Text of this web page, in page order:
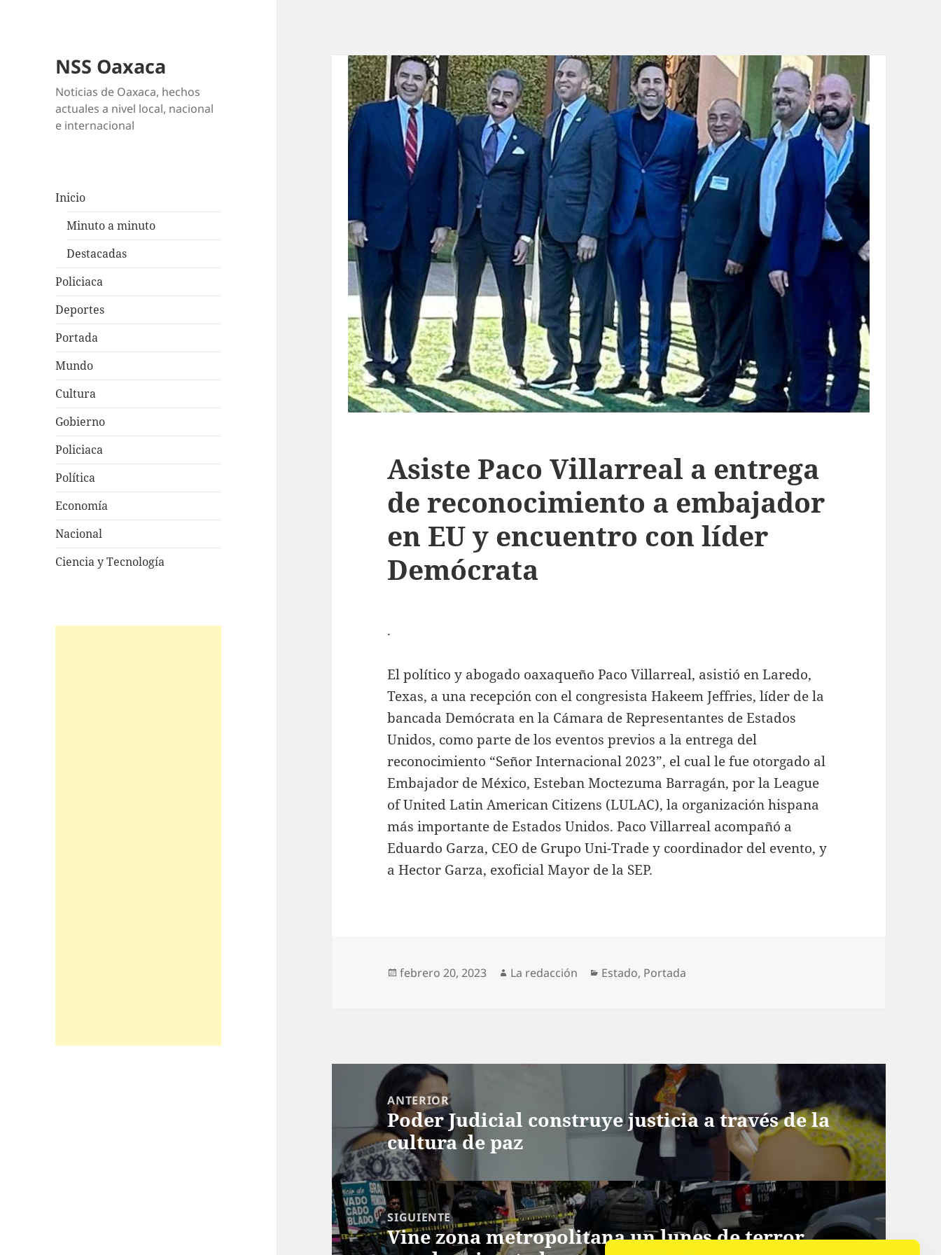
NSS Oaxaca
Noticias de Oaxaca, hechos
actuales a nivel local, nacional
e internacional
Inicio
Minuto a minuto
Destacadas
Policiaca
Deportes
Portada
Mundo
Cultura
Gobierno
Policiaca
Política
Economía
Nacional
Ciencia y Tecnología
Asiste Paco Villarreal a entrega
de reconocimiento a embajador
en EU y encuentro con líder
Demócrata
.
El político y abogado oaxaqueño Paco Villarreal, asistió en Laredo,
Texas, a una recepción con el congresista Hakeem Jeffries, líder de la
bancada Demócrata en la Cámara de Representantes de Estados
Unidos, como parte de los eventos previos a la entrega del
reconocimiento “Señor Internacional 2023”, el cual le fue otorgado al
Embajador de México, Esteban Moctezuma Barragán, por la League
of United Latin American Citizens (LULAC), la organización hispana
más importante de Estados Unidos. Paco Villarreal acompañó a
Eduardo Garza, CEO de Grupo Uni-Trade y coordinador del evento, y
a Hector Garza, exoficial Mayor de la SEP.
Publicado
febrero 20, 2023 Autor
La redacción Categorías
Estado, Portada
Navegación
entradas
ANTERIOR
Entrada
anterior:
Poder Judicial construye justicia a través de la
cultura de paz
SIGUIENTE
Siguiente
Vine zona metropolitana un lunes de terror